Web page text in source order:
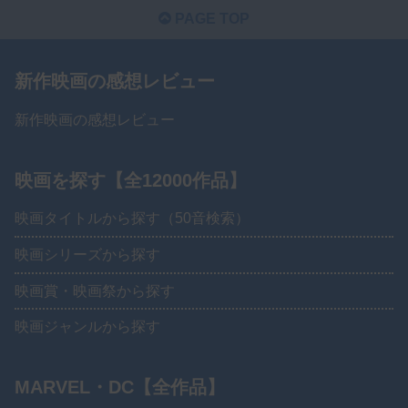
新作映画の感想レビュー
新作映画の感想レビュー
映画を探す【全12000作品】
映画タイトルから探す（50音検索）
映画シリーズから探す
映画賞・映画祭から探す
映画ジャンルから探す
MARVEL・DC【全作品】